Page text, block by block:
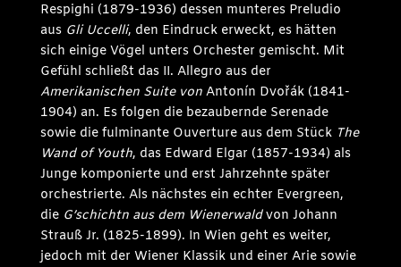
Respighi (1879-1936) dessen munteres Preludio
aus Gli Uccelli, den Eindruck erweckt, es hätten
sich einige Vögel unters Orchester gemischt. Mit
Gefühl schließt das II. Allegro aus der
Amerikanischen Suite vonAntonín Dvořák (1841-
1904) an. Es folgen die bezaubernde Serenade
sowie die fulminante Ouverture aus dem Stück The
Wand of Youth, das Edward Elgar (1857-1934) als
Junge komponierte und erst Jahrzehnte später
orchestrierte. Als nächstes ein echter Evergreen,
die G’schichtn aus dem Wienerwaldvon Johann
Strauß Jr. (1825-1899). In Wien geht es weiter,
jedoch mit der Wiener Klassik und einer Arie sowie